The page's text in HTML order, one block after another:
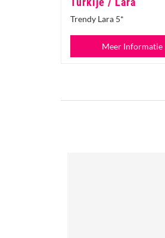
Trendy Lara 5*
Meer Informatie